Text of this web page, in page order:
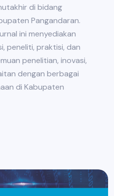
di bidang
Pangandaran.
ini menyediakan
peneliti, praktisi, dan
penelitian, inovasi,
dengan berbagai
di Kabupaten